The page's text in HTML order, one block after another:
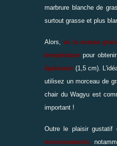
marbrure blanche de
surtout grasse et plus
Alors, vu la masse
température pour
épaisseur (1,5 cm).
utilisez un morceau de
chair du Wagyu est
important !
Outre le plaisir gustatif
monoinsaturés,